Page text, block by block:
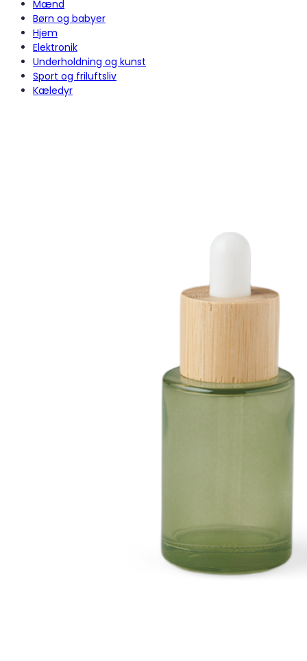
Mænd
Børn og babyer
Hjem
Elektronik
Underholdning og kunst
Sport og friluftsliv
Kæledyr